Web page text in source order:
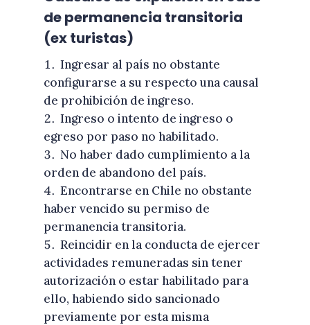
de permanencia transitoria
(ex turistas)
Ingresar al país no obstante
configurarse a su respecto una causal
de prohibición de ingreso.
Ingreso o intento de ingreso o
egreso por paso no habilitado.
No haber dado cumplimiento a la
orden de abandono del país.
Encontrarse en Chile no obstante
haber vencido su permiso de
permanencia transitoria.
Reincidir en la conducta de ejercer
actividades remuneradas sin tener
autorización o estar habilitado para
ello, habiendo sido sancionado
previamente por esta misma